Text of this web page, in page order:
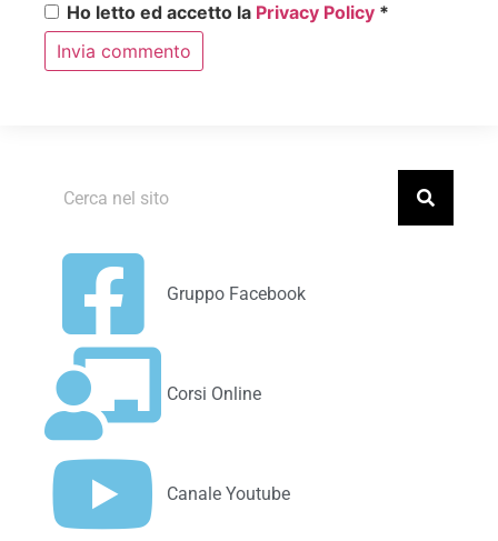
Ho letto ed accetto la Privacy Policy *
Gruppo Facebook
Corsi Online
Canale Youtube